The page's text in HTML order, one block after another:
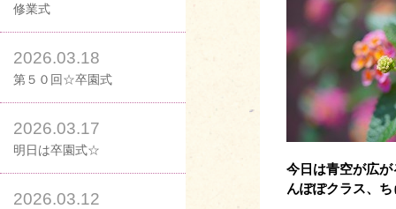
修業式
2026.03.18
第５０回☆卒園式
2026.03.17
明日は卒園式☆
2026.03.12
今日は青空が広
んぽぽクラス、